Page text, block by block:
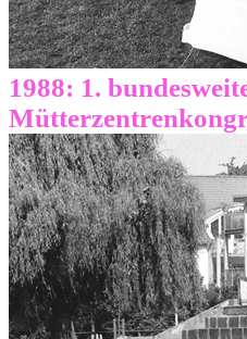
1988: 1.